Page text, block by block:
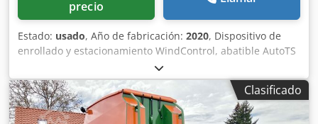
precio
Estado: usado, Año de fabricación: 2020, Dispositivo de
enrollado y estacionamiento WindControl, abatible AutoTS
en ambos lados / Barrera de protección de tubos en L
Sensor de inclinación para sistema de pesaje FlowCheck
Alfombrillas EasyCheck, 16 unidades / pieza Guardabarros
en L y escaleras Iluminación LED Lona enrollable de
Clasificado